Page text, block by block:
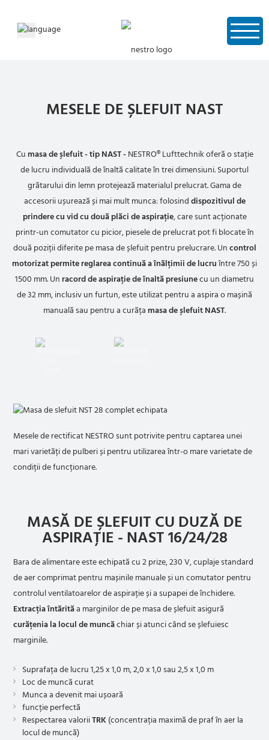
MESELE DE ȘLEFUIT NAST
Cu masa de șlefuit - tip NAST -NESTRO® Lufttechnik oferă o stație
de lucru individuală de înaltă calitate în trei dimensiuni. Suportul
grătarului din lemn protejează materialul prelucrat. Gama de
accesorii ușurează și mai mult munca: folosinddispozitivul de
prindere cu vid cu două plăci de aspirație, care sunt acționate
printr-un comutator cu picior, piesele de prelucrat pot fi blocate în
două poziții diferite pe masa de șlefuit pentru prelucrare. Uncontrol
motorizat permite reglarea continuă a înălțimii de lucruîntre 750 și
1500 mm. Un racord de aspirație de înaltă presiunecu un diametru
de 32 mm, inclusiv un furtun, este utilizat pentru a aspira o mașină
manuală sau pentru a curăța masa de șlefuit NAST.
Mesele de rectificat NESTRO sunt potrivite pentru captarea unei
mari varietăți de pulberi și pentru utilizarea într-o mare varietate de
condiții de funcționare.
MASĂ DE ȘLEFUIT CU DUZĂ DE
ASPIRAȚIE - NAST 16/24/28
Bara de alimentare este echipată cu 2 prize, 230 V, cuplaje standard
de aer comprimat pentru mașinile manuale și un comutator pentru
controlul ventilatoarelor de aspirație și a supapei de închidere.
Extracția întărităa marginilor de pe masa de șlefuit asigură
curățenia la locul de muncăchiar și atunci când se șlefuiesc
marginile.
Suprafața de lucru 1,25 x 1,0 m, 2,0 x 1,0 sau 2,5 x 1,0 m
Loc de muncă curat
Munca a devenit mai ușoară
funcție perfectă
Respectarea valoriiTRK(concentrația maximă de praf în aer la
locul de muncă)